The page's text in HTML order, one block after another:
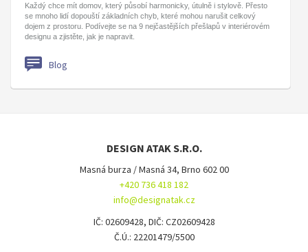
Každý chce mít domov, který působí harmonicky, útulně i stylově. Přesto
se mnoho lidí dopouští základních chyb, které mohou narušit celkový
dojem z prostoru. Podívejte se na 9 nejčastějších přešlapů v interiérovém
designu a zjistěte, jak je napravit.
Blog
DESIGN ATAK S.R.O.
Masná burza / Masná 34, Brno 602 00
+420 736 418 182
info@designatak.cz
IČ: 02609428, DIČ: CZ02609428
Č.Ú.: 22201479/5500